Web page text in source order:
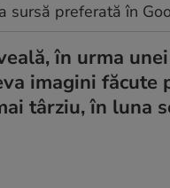
sursă preferată în
în urma
imagini
târziu, în luna